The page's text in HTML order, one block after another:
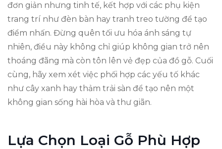
đơn giản nhưng tinh tế, kết hợp với các phụ kiện
trang trí như đèn bàn hay tranh treo tường để tạo
điểm nhấn. Đừng quên tối ưu hóa ánh sáng tự
nhiên, điều này không chỉ giúp không gian trở nên
thoáng đãng mà còn tôn lên vẻ đẹp của đồ gỗ. Cuối
cùng, hãy xem xét việc phối hợp các yếu tố khác
như cây xanh hay thảm trải sàn để tạo nên một
không gian sống hài hòa và thư giãn.
Lựa Chọn Loại Gỗ Phù Hợp